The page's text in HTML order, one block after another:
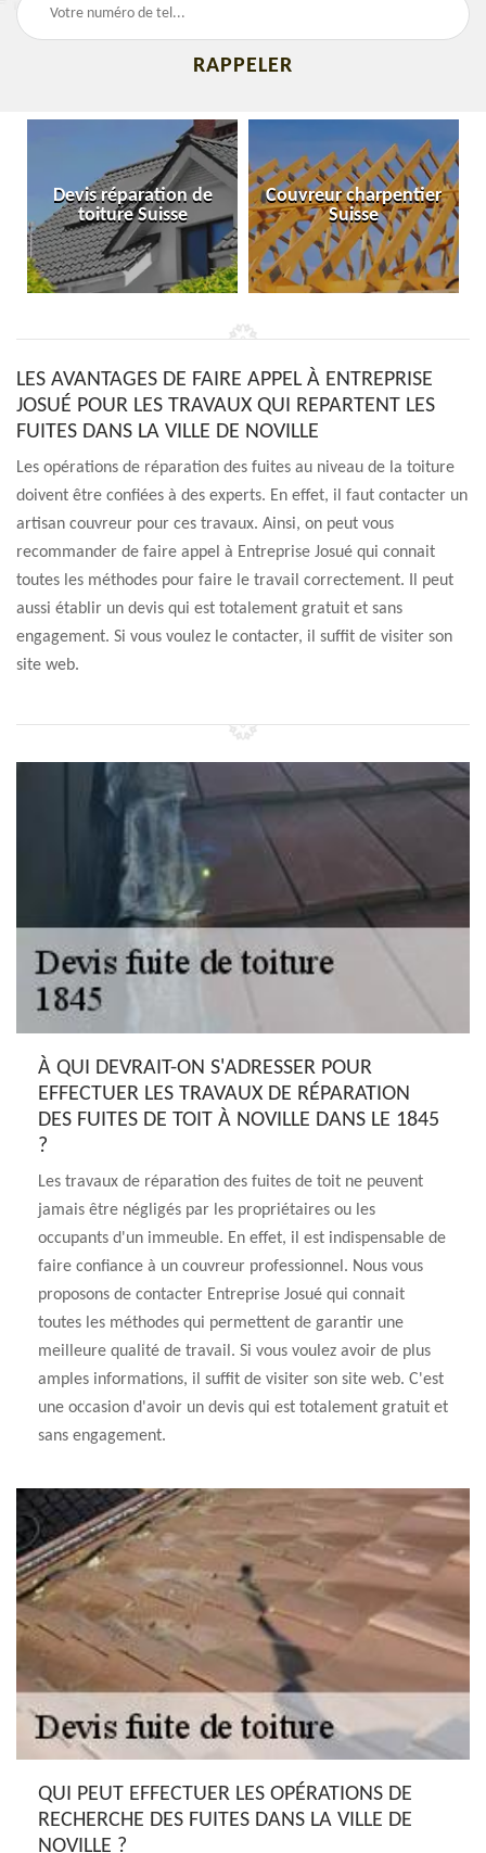
Devis réparation de
toiture Suisse
Couvreur charpentier
Suisse
LES AVANTAGES DE FAIRE APPEL À ENTREPRISE
JOSUÉ POUR LES TRAVAUX QUI REPARTENT LES
FUITES DANS LA VILLE DE NOVILLE
Les opérations de réparation des fuites au niveau de la toiture
doivent être confiées à des experts. En effet, il faut contacter un
artisan couvreur pour ces travaux. Ainsi, on peut vous
recommander de faire appel à Entreprise Josué qui connait
toutes les méthodes pour faire le travail correctement. Il peut
aussi établir un devis qui est totalement gratuit et sans
engagement. Si vous voulez le contacter, il suffit de visiter son
site web.
À QUI DEVRAIT-ON S'ADRESSER POUR
EFFECTUER LES TRAVAUX DE RÉPARATION
DES FUITES DE TOIT À NOVILLE DANS LE 1845
?
Les travaux de réparation des fuites de toit ne peuvent
jamais être négligés par les propriétaires ou les
occupants d'un immeuble. En effet, il est indispensable de
faire confiance à un couvreur professionnel. Nous vous
proposons de contacter Entreprise Josué qui connait
toutes les méthodes qui permettent de garantir une
meilleure qualité de travail. Si vous voulez avoir de plus
amples informations, il suffit de visiter son site web. C'est
une occasion d'avoir un devis qui est totalement gratuit et
sans engagement.
QUI PEUT EFFECTUER LES OPÉRATIONS DE
RECHERCHE DES FUITES DANS LA VILLE DE
NOVILLE ?